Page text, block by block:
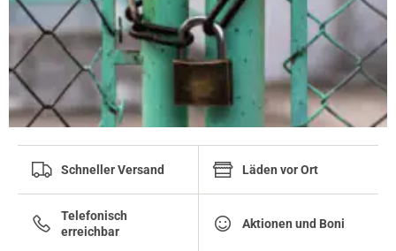
Schneller Versand Läden vor Ort
Telefonisch
erreichbar
Aktionen und Boni